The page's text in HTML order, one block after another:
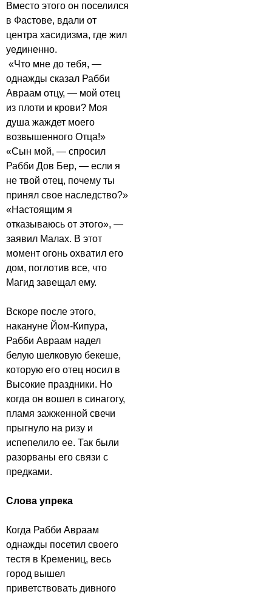
Вместо этого он поселился
в Фастове, вдали от
центра хасидизма, где жил
уединенно.
«Что мне до тебя, —
однажды сказал Рабби
Авраам отцу, — мой отец
из плоти и крови? Моя
душа жаждет моего
возвышенного Отца!»
«Сын мой, — спросил
Рабби Дов Бер, — если я
не твой отец, почему ты
принял свое наследство?»
«Настоящим я
отказываюсь от этого», —
заявил Малах. В этот
момент огонь охватил его
дом, поглотив все, что
Магид завещал ему.
Вскоре после этого,
накануне Йом-Кипура,
Рабби Авраам надел
белую шелковую бекеше,
которую его отец носил в
Высокие праздники. Но
когда он вошел в синагогу,
пламя зажженной свечи
прыгнуло на ризу и
испепелило ее. Так были
разорваны его связи с
предками.
Слова упрека
Когда Рабби Авраам
однажды посетил своего
тестя в Кремениц, весь
город вышел
приветствовать дивного